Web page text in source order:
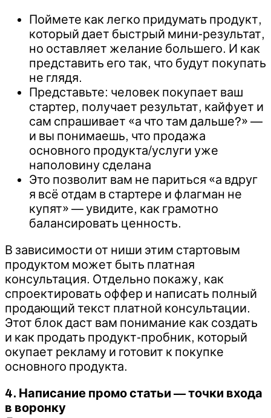
Поймете как легко придумать продукт,
который дает быстрый мини-результат,
но оставляет желание большего. И как
представить его так, что будут покупать
не глядя.
Представьте: человек покупает ваш
стартер, получает результат, кайфует и
сам спрашивает «а что там дальше?» —
и вы понимаешь, что продажа
основного продукта/услуги уже
наполовину сделана
Это позволит вам не париться «а вдруг
я всё отдам в стартере и флагман не
купят» — увидите, как грамотно
балансировать ценность.
В зависимости от ниши этим стартовым
продуктом может быть платная
консультация. Отдельно покажу, как
спроектировать оффер и написать полный
продающий текст платной консультации.
Этот блок даст вам понимание как создать
и как продать продукт-пробник, который
окупает рекламу и готовит к покупке
основного продукта.
4. Написание промо статьи — точки входа
в воронку